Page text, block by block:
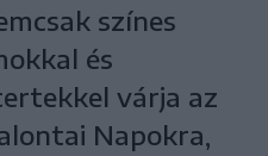
színes
és
várja az
Napokra,